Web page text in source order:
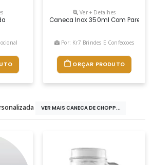
Ver + Detalhes
Caneca Inox 350ml Com Parede
Por: Kr7 Brindes E Confeccoes
ORÇAR PRODUTO
VER MAIS CANECA DE CHOPP...